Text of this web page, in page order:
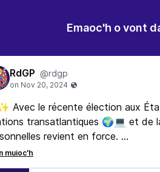
Emaoc'h o vont
RdGP @rdgp
Avec le récente élection aux
transatlantiques 🌍💻 et de
revient en force.
cet épisode de RdGP, on
de recul sur l’histoire